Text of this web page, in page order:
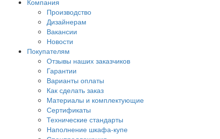
Компания
Производство
Дизайнерам
Вакансии
Новости
Покупателям
Отзывы наших заказчиков
Гарантии
Варианты оплаты
Как сделать заказ
Материалы и комплектующие
Сертификаты
Технические стандарты
Наполнение шкафа-купе